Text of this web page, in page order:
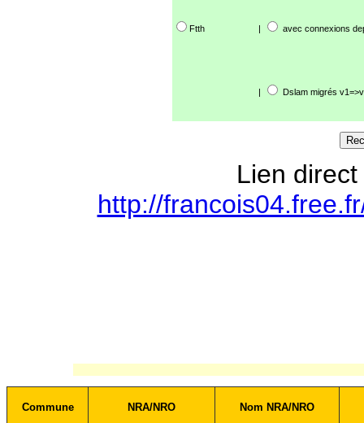
Ftth | avec connexions
| Dslam migrés
Lien
http://
Commune NRA/NRO Nom NRA/NRO